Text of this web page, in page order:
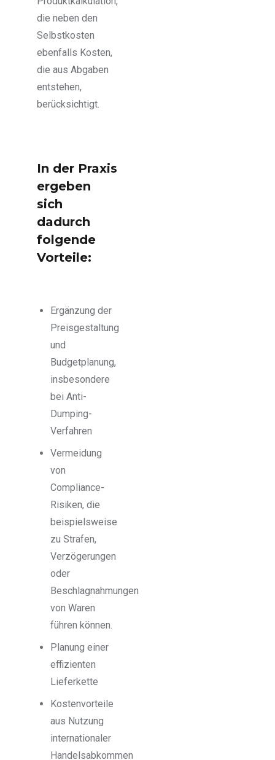
die neben den
Selbstkosten
ebenfalls Kosten,
die aus Abgaben
entstehen,
berücksichtigt.
In der Praxis
ergeben
sich
dadurch
folgende
Vorteile:
Ergänzung der
Preisgestaltung
und
Budgetplanung,
insbesondere
bei Anti-
Dumping-
Verfahren
Vermeidung
von
Compliance-
Risiken, die
beispielsweise
zu Strafen,
Verzögerungen
oder
Beschlagnahmungen
von Waren
führen können.
Planung einer
effizienten
Lieferkette
Kostenvorteile
aus Nutzung
internationaler
Handelsabkommen